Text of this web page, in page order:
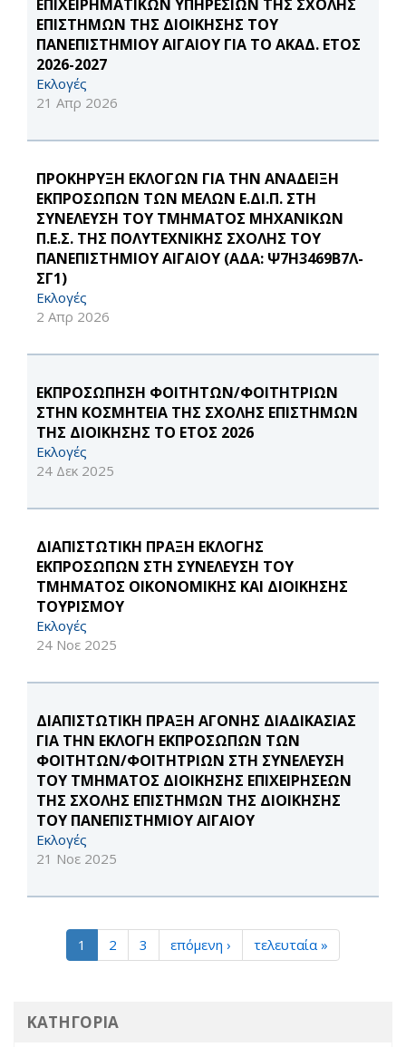
ΕΠΙΧΕΙΡΗΜΑΤΙΚΩΝ ΥΠΗΡΕΣΙΩΝ ΤΗΣ ΣΧΟΛΗΣ
ΕΠΙΣΤΗΜΩΝ ΤΗΣ ΔΙΟΙΚΗΣΗΣ ΤΟΥ
ΠΑΝΕΠΙΣΤΗΜΙΟΥ ΑΙΓΑΙΟΥ ΓΙΑ ΤΟ ΑΚΑΔ. ΕΤΟΣ
2026-2027
Εκλογές
21 Απρ 2026
ΠΡΟΚΗΡΥΞΗ ΕΚΛΟΓΩΝ ΓΙΑ ΤΗΝ ΑΝΑΔΕΙΞΗ
ΕΚΠΡΟΣΩΠΩΝ ΤΩΝ ΜΕΛΩΝ Ε.ΔΙ.Π. ΣΤΗ
ΣΥΝΕΛΕΥΣΗ ΤΟΥ ΤΜΗΜΑΤΟΣ ΜΗΧΑΝΙΚΩΝ
Π.Ε.Σ. ΤΗΣ ΠΟΛΥΤΕΧΝΙΚΗΣ ΣΧΟΛΗΣ ΤΟΥ
ΠΑΝΕΠΙΣΤΗΜΙΟΥ ΑΙΓΑΙΟΥ (ΑΔΑ: Ψ7Η3469Β7Λ-
ΣΓ1)
Εκλογές
2 Απρ 2026
ΕΚΠΡΟΣΩΠΗΣΗ ΦΟΙΤΗΤΩΝ/ΦΟΙΤΗΤΡΙΩΝ
ΣΤΗΝ ΚΟΣΜΗΤΕΙΑ ΤΗΣ ΣΧΟΛΗΣ ΕΠΙΣΤΗΜΩΝ
ΤΗΣ ΔΙΟΙΚΗΣΗΣ ΤΟ ΕΤΟΣ 2026
Εκλογές
24 Δεκ 2025
ΔΙΑΠΙΣΤΩΤΙΚΗ ΠΡΑΞΗ ΕΚΛΟΓΗΣ
ΕΚΠΡΟΣΩΠΩΝ ΣΤΗ ΣΥΝΕΛΕΥΣΗ ΤΟΥ
ΤΜΗΜΑΤΟΣ ΟΙΚΟΝΟΜΙΚΗΣ ΚΑΙ ΔΙΟΙΚΗΣΗΣ
ΤΟΥΡΙΣΜΟΥ
Εκλογές
24 Νοε 2025
ΔΙΑΠΙΣΤΩΤΙΚΗ ΠΡΑΞΗ ΑΓΟΝΗΣ ΔΙΑΔΙΚΑΣΙΑΣ
ΓΙΑ ΤΗΝ ΕΚΛΟΓΗ ΕΚΠΡΟΣΩΠΩΝ ΤΩΝ
ΦΟΙΤΗΤΩΝ/ΦΟΙΤΗΤΡΙΩΝ ΣΤΗ ΣΥΝΕΛΕΥΣΗ
ΤΟΥ ΤΜΗΜΑΤΟΣ ΔΙΟΙΚΗΣΗΣ ΕΠΙΧΕΙΡΗΣΕΩΝ
ΤΗΣ ΣΧΟΛΗΣ ΕΠΙΣΤΗΜΩΝ ΤΗΣ ΔΙΟΙΚΗΣΗΣ
ΤΟΥ ΠΑΝΕΠΙΣΤΗΜΙΟΥ ΑΙΓΑΙΟΥ
Εκλογές
21 Νοε 2025
1 2 3 επόμενη › τελευταία »
ΚΑΤΗΓΟΡΙΑ